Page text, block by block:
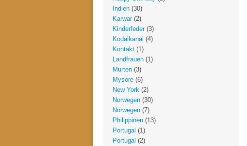
Indien (30)
Karwar(2)
Kinderfeder(3)
Kodaikanal (4)
Kontakt (1)
Landfrauen (1)
Murten (3)
Mysore (6)
New York (2)
Norwegen (30)
Norwegen (7)
Philippinen (13)
Portugal (1)
Portugal (2)